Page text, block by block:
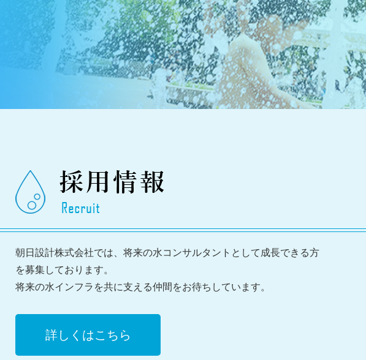
朝日設計株式会社では、将来の水コンサルタントとして成長できる方
を募集しております。
将来の水インフラを共に支える仲間をお待ちしています。
詳しくはこちら